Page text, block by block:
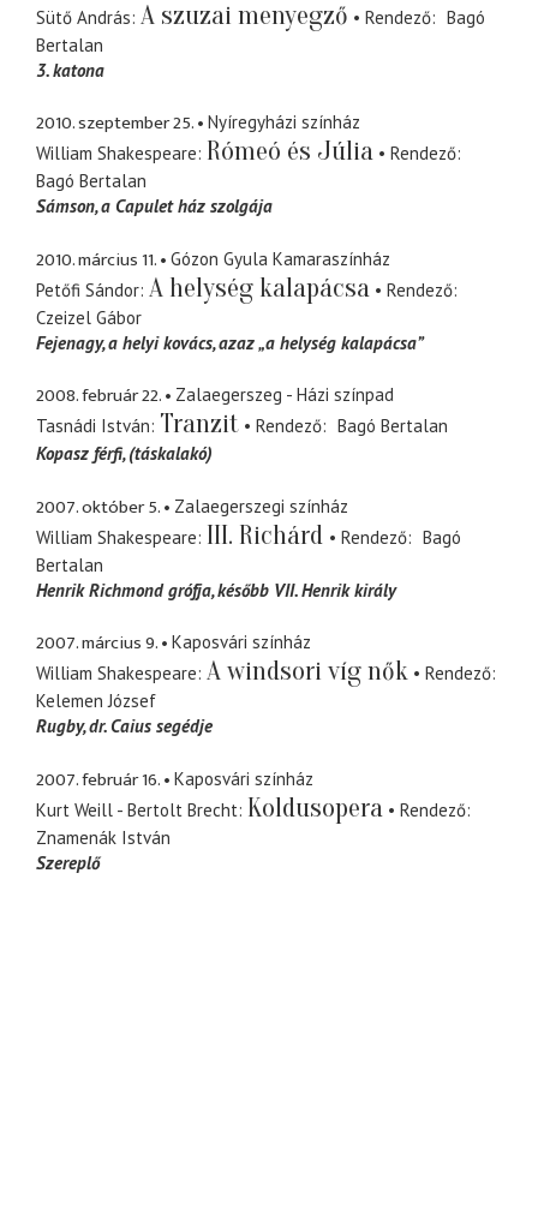
Sütő András A szuzai menyegző Rendező
Bagó
Bertalan
3. katona
2010. szeptember 25.
Nyíregyházi színház
William Shakespeare Rómeó és Júlia
Rendező
Bagó Bertalan
Sámson a Capulet ház szolgája
2010. március 11.
Gózon Gyula Kamaraszínház
Petőfi Sándor A helység kalapácsa
Rendező
Czeizel Gábor
Fejenagy a helyi kovács, azaz „a helység kalapácsa”
2008. február 22.
Zalaegerszeg - Házi színpad
Tasnádi István Tranzit Rendező
Bagó Bertalan
Kopasz férfi (táskalakó)
2007. október 5.
Zalaegerszegi színház
William Shakespeare III. Richárd Rendező
Bagó
Bertalan
Henrik Richmond grófja később VII. Henrik király
2007. március 9.
Kaposvári színház
William Shakespeare A windsori víg nők
Rendező
Kelemen József
Rugby dr. Caius segédje
2007. február 16.
Kaposvári színház
Kurt Weill - Bertolt Brecht Koldusopera
Rendező
Znamenák István
Szereplő